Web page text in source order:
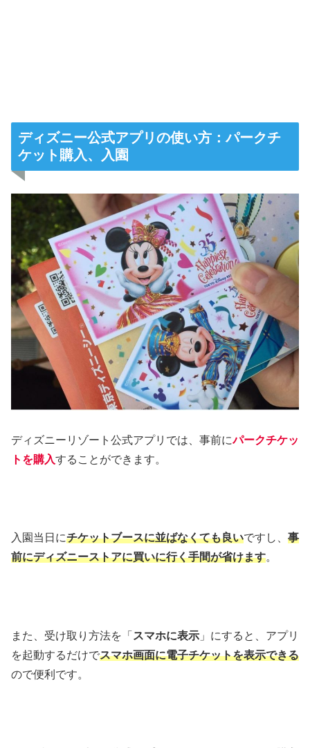
ディズニー公式アプリの使い方：パークチ
ケット購入、入園
ディズニーリゾート公式アプリでは、事前にパークチケッ
トを購入することができます。
入園当日にチケットブースに並ばなくても良いですし、 事
前にディズニーストアに買いに行く手間が省けます。
また、受け取り方法を「 スマホに表示 」にすると、アプリ
を起動するだけでスマホ画面に電子チケットを表示できる
ので便利です。